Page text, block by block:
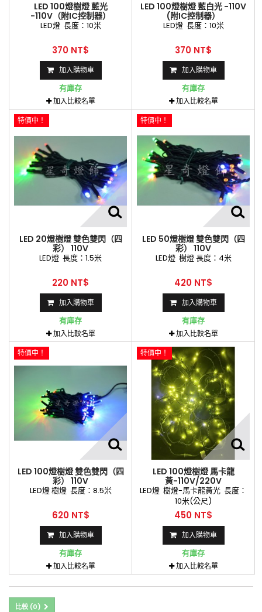
LED 100燈樹燈 藍光
-110V（附IC控制器）
LED燈 長度：10米
370 NT$
加入購物車
有庫存
加入比較名單
LED 100燈樹燈 藍白光 -110V
(附IC控制器）
LED燈 長度：10米
370 NT$
加入購物車
有庫存
加入比較名單
特價中！
LED 20燈樹燈 雙色雙閃（四
彩） 110V
LED燈 長度：1.5米
220 NT$
加入購物車
有庫存
加入比較名單
特價中！
LED 50燈樹燈 雙色雙閃（四
彩） 110V
LED燈 樹燈 長度：4米
420 NT$
加入購物車
有庫存
加入比較名單
特價中！
LED 100燈樹燈 雙色雙閃（四
彩） 110V
LED燈 樹燈 長度：8.5米
620 NT$
加入購物車
有庫存
加入比較名單
特價中！
LED 100燈樹燈 馬卡龍
黃-110V/220V
LED燈 樹燈-馬卡龍黃光 長度：
10米(公尺)
450 NT$
加入購物車
有庫存
加入比較名單
比較 (0)